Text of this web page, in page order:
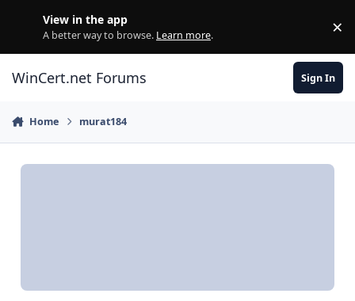
View in the app
A better way to browse. Learn more. ×
WinCert.net Forums Sign In
Home murat184